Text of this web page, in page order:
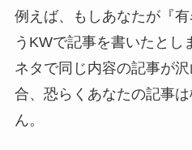
例えば、もしあなたが『
うKWで記事を書いたとし
ネタで同じ内容の記事が
合、恐らくあなたの記事
ん。